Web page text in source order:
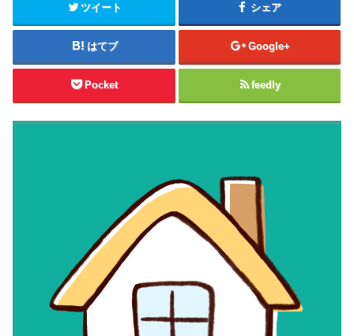
ツイート シェア
はてブ Google+
Pocket feedly